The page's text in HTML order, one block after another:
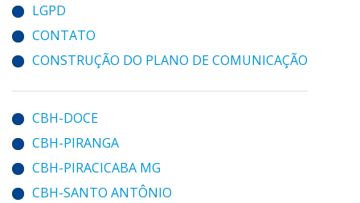
LGPD
CONTATO
CONSTRUÇÃO DO PLANO DE COMUNICAÇÃO
CBH-DOCE
CBH-PIRANGA
CBH-PIRACICABA MG
CBH-SANTO ANTÔNIO